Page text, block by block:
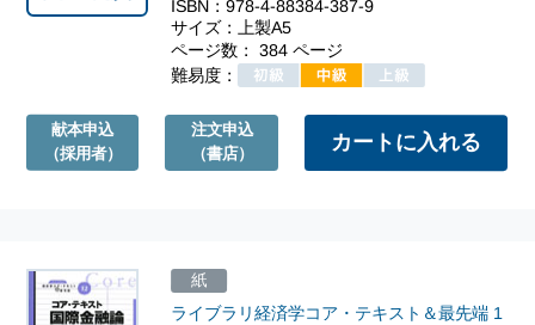
ISBN：978-4-88384-387-9
サイズ：上製A5
ページ数： 384 ページ
難易度：
献本申込
（採用者）
注文申込
（書店）
ライブラリ経済学コア・テキスト＆最先端1
紙